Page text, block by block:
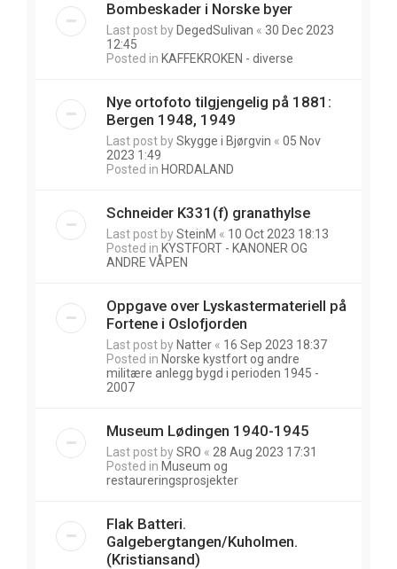
Bombeskader i Norske byer
Last post by DegedSulivan « 30 Dec 2023
12:45
Posted in KAFFEKROKEN - diverse
Nye ortofoto tilgjengelig på 1881:
Bergen 1948, 1949
Last post bySkygge i Bjørgvin « 05 Nov
2023 1:49
Posted in HORDALAND
Schneider K331(f) granathylse
Last post bySteinM « 10 Oct 2023 18:13
Posted in KYSTFORT - KANONER OG
ANDRE VÅPEN
Oppgave over Lyskastermateriell på
Fortene i Oslofjorden
Last post by Natter « 16 Sep 2023 18:37
Posted in Norske kystfort og andre
militære anlegg bygd i perioden 1945 -
2007
Museum Lødingen 1940-1945
Last post bySRO « 28 Aug 2023 17:31
Posted in Museum og
restaureringsprosjekter
Flak Batteri.
Galgebergtangen/Kuholmen.
(Kristiansand)